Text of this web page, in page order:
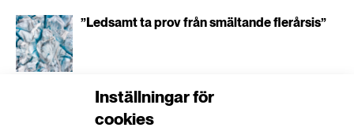
Inställningar för
cookies
”Ledsamt ta prov från smältande flerårsis”
Tufft och kallt träningsläger sätter forskarna
på prov